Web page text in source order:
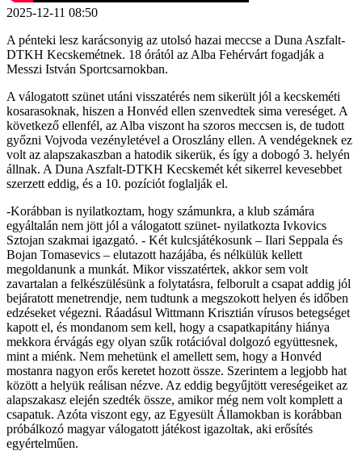
2025-12-11 08:50
A pénteki lesz karácsonyig az utolsó hazai meccse a Duna Aszfalt-
DTKH Kecskemétnek. 18 órától az Alba Fehérvárt fogadják a
Messzi István Sportcsarnokban.
A válogatott szünet utáni visszatérés nem sikerült jól a kecskeméti
kosarasoknak, hiszen a Honvéd ellen szenvedtek sima vereséget. A
következő ellenfél, az Alba viszont ha szoros meccsen is, de tudott
győzni Vojvoda vezényletével a Oroszlány ellen. A vendégeknek ez
volt az alapszakaszban a hatodik sikerük, és így a dobogó 3. helyén
állnak. A Duna Aszfalt-DTKH Kecskemét két sikerrel kevesebbet
szerzett eddig, és a 10. pozíciót foglalják el.
-Korábban is nyilatkoztam, hogy számunkra, a klub számára
egyáltalán nem jött jól a válogatott szünet- nyilatkozta Ivkovics
Sztojan szakmai igazgató. - Két kulcsjátékosunk – Ilari Seppala és
Bojan Tomasevics – elutazott hazájába, és nélkülük kellett
megoldanunk a munkát. Mikor visszatértek, akkor sem volt
zavartalan a felkészülésünk a folytatásra, felborult a csapat addig jól
bejáratott menetrendje, nem tudtunk a megszokott helyen és időben
edzéseket végezni. Ráadásul Wittmann Krisztián vírusos betegséget
kapott el, és mondanom sem kell, hogy a csapatkapitány hiánya
mekkora érvágás egy olyan szűk rotációval dolgozó együttesnek,
mint a miénk. Nem mehetünk el amellett sem, hogy a Honvéd
mostanra nagyon erős keretet hozott össze. Szerintem a legjobb hat
között a helyük reálisan nézve. Az eddig begyűjtött vereségeiket az
alapszakasz elején szedték össze, amikor még nem volt komplett a
csapatuk. Azóta viszont egy, az Egyesült Államokban is korábban
próbálkozó magyar válogatott játékost igazoltak, aki erősítés
egyértelműen.